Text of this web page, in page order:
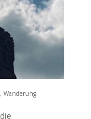
, Wanderung